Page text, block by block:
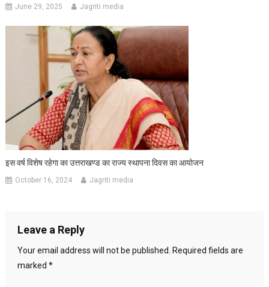
June 29, 2025 Jagriti media
इस वर्ष विशेष रहेगा का उत्तराखण्ड का राज्य स्थापना दिवस का आयोजन
October 16, 2024 Jagriti media
Leave a Reply
Your email address will not be published.
Required fields are
marked *